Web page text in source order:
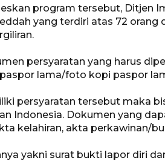
program tersebut, Ditjen
yang terdiri atas 72
persyaratan yang harus
lama/foto kopi paspor
persyaratan tersebut maka
Indonesia. Dokumen yang
kelahiran, akta perkawinan/
yakni surat bukti lapor diri